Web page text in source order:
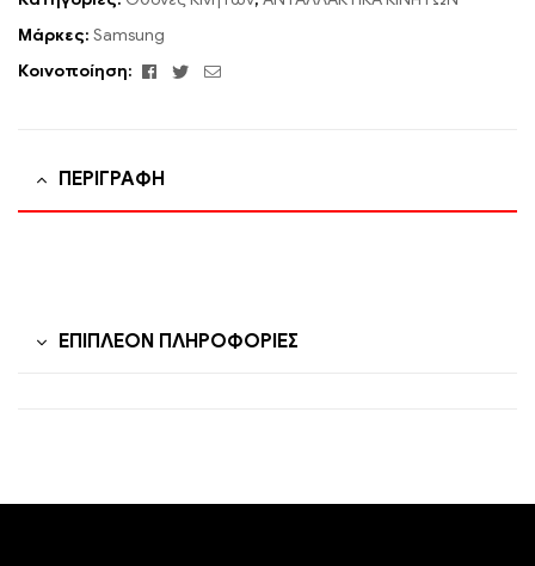
Μάρκες: Samsung
Κοινοποίηση:
Facebook
TwitterEmail
ΠΕΡΙΓΡΑΦΉ
ΕΠΙΠΛΈΟΝ ΠΛΗΡΟΦΟΡΊΕΣ